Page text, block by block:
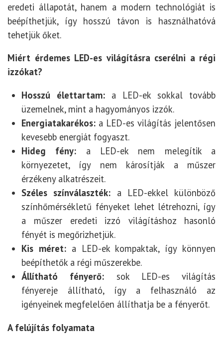
eredeti állapotát, hanem a modern technológiát is
beépíthetjük, így hosszú távon is használhatóvá
tehetjük őket.
Miért érdemes LED-es világításra cserélni a régi
izzókat?
Hosszú élettartam: a LED-ek sokkal tovább
üzemelnek, mint a hagyományos izzók.
Energiatakarékos: a LED-es világítás jelentősen
kevesebb energiát fogyaszt.
Hideg fény: a LED-ek nem melegítik a
környezetet, így nem károsítják a műszer
érzékeny alkatrészeit.
Széles színválaszték: a LED-ekkel különböző
színhőmérsékletű fényeket lehet létrehozni, így
a műszer eredeti izzó világításhoz hasonló
fényét is megőrizhetjük.
Kis méret:a LED-ek kompaktak, így könnyen
beépíthetők a régi műszerekbe.
Állítható fényerő: sok LED-es világítás
fényereje állítható, így a felhasználó az
igényeinek megfelelően állíthatja be a fényerőt.
A felújítás folyamata